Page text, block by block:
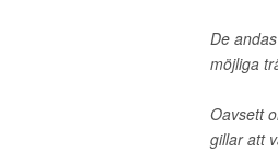
De
möjliga
Oavsett
gillar att